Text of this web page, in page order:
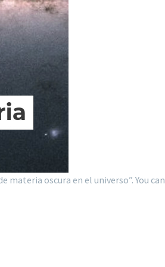
oscura en el universo”. You can